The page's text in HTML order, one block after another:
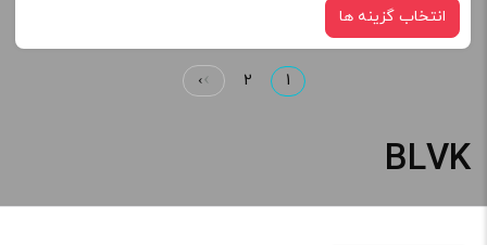
+
افزودن به سبد خرید
انتخاب گزینه ها
1
2
›
BLVK